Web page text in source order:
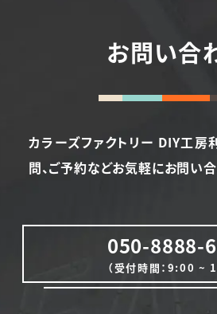
お問い合
カラーズファクトリー DIY工房
問、ご予約などお気軽にお問い合
050-8888-
（受付時間：9:00 ~